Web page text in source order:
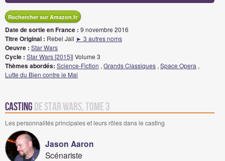
Rechercher sur Amazon.fr
Date de sortie en France : 9 novembre 2016
Titre Original : Rebel Jail ► 3 autres noms
Oeuvre : Star Wars
Cycle : Star Wars [2015]| Volume 3
Thèmes abordés: Science-Fiction , Grands Classiques , Space Opera ,
Lutte du Bien contre le Mal
Casting de Star Wars, Tome 3
Les personnalités principales et leurs rôles dans le casting
Jason Aaron
Scénariste